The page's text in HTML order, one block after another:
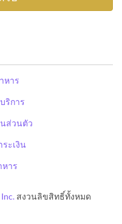
หาร
ริการ
ส่วนตัว
ะเงิน
าร
สงวนลิขสิทธิ์ทั้งหมด